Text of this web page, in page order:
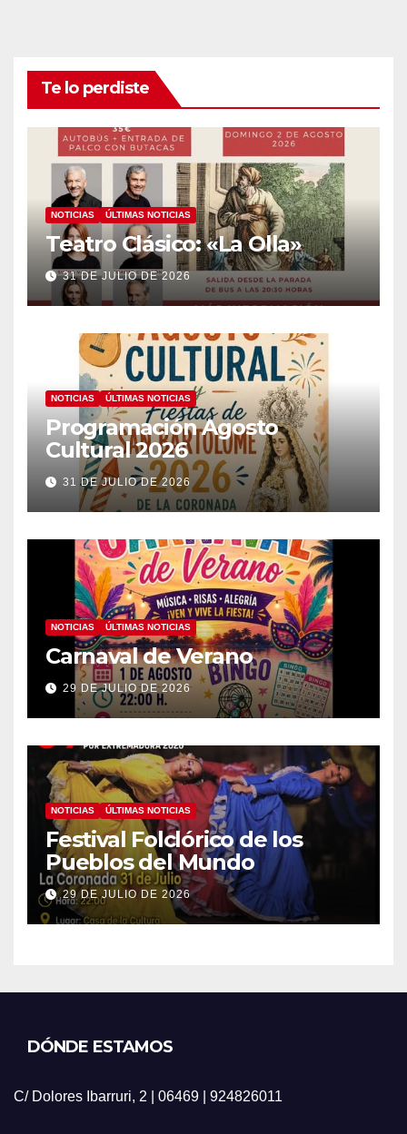
Te lo perdiste
NOTICIAS ÚLTIMAS NOTICIAS
Teatro Clásico: «La Olla»
31 DE JULIO DE 2026
NOTICIAS ÚLTIMAS NOTICIAS
Programación Agosto
Cultural 2026
31 DE JULIO DE 2026
NOTICIAS ÚLTIMAS NOTICIAS
Carnaval de Verano
29 DE JULIO DE 2026
NOTICIAS ÚLTIMAS NOTICIAS
Festival Folclórico de los
Pueblos del Mundo
29 DE JULIO DE 2026
DÓNDE ESTAMOS
C/ Dolores Ibarruri, 2 | 06469 | 924826011